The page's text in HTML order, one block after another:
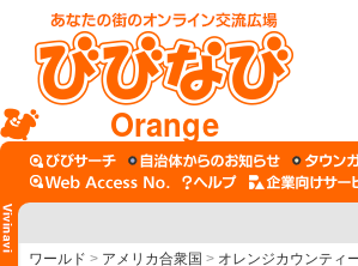
Orange
ワールド > アメリカ合衆国 > オレンジカウンティ